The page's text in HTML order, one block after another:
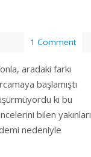
1 Comment
aradaki farkı
başlamıştı
ki bu
bilen yakınları
nedeniyle